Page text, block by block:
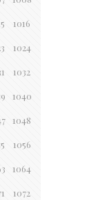
1016
1024
1032
1040
1048
1056
1064
1072